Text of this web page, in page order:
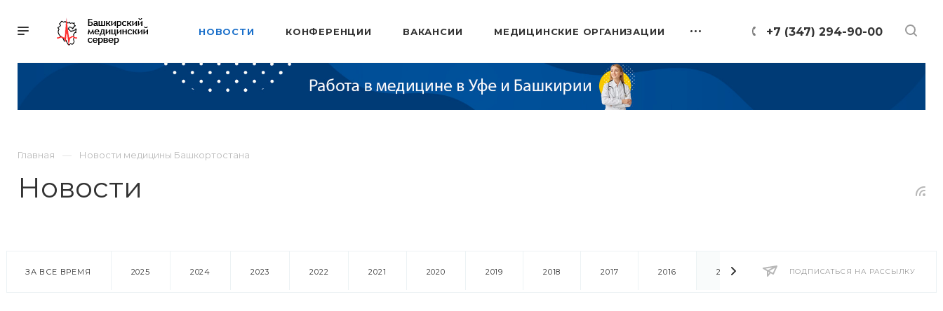
+7 (347) 294-90-00
НОВОСТИ КОНФЕРЕНЦИИ ВАКАНСИИ МЕДИЦИНСКИЕ ОРГАНИЗАЦИИ
Главная Новости медицины Башкортостана
Новости
ПОДПИСАТЬСЯ НА РАССЫЛКУ
ЗА ВСЕ ВРЕМЯ 2025 2024 2023 2022 2021 2020 2019 2018 2017 2016 2014 2013 2012 2011